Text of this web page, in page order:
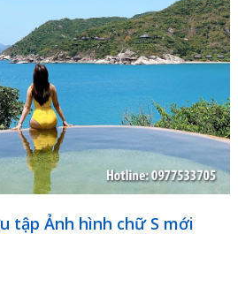
tập Ảnh hình chữ S mới